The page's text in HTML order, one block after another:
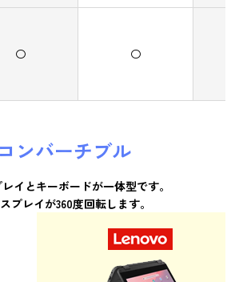
〇 〇
コンバーチブル
イとキーボードが一体型です。
プレイが360度回転します。